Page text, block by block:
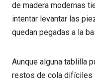
de madera modernas
intentar levantar las
quedan pegadas a la
Aunque alguna tablilla
restos de cola difíciles